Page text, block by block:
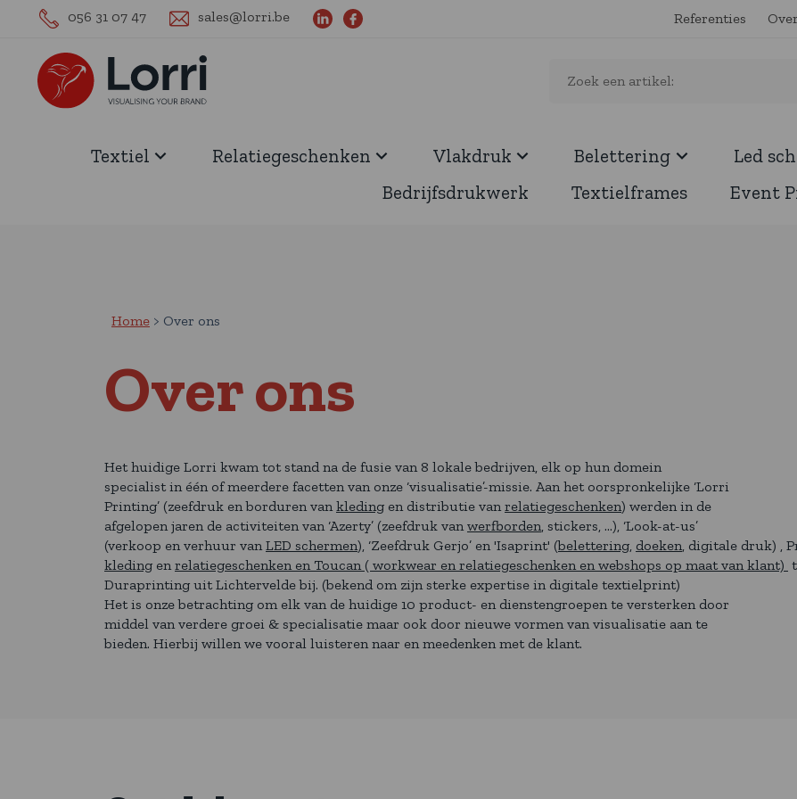
056 31 07 47 sales@lorri.be Referenties
Textiel Relatiegeschenken Vlakdruk Belettering Led
Bedrijfsdrukwerk
Textielframes Event
Home Over ons
Over ons
Het huidige Lorri kwam tot stand na de fusie van 8 lokale bedrijven, elk op hun domein
specialist in één of meerdere facetten van onze ‘visualisatie’-missie. Aan het oorspronkelijke ‘Lorri
Printing’ (zeefdruk en borduren vankleding en distributie vanrelatiegeschenken) werden in de
afgelopen jaren de activiteiten van ‘Azerty’ (zeefdruk vanwerfborden, stickers, …), ‘Look-at-us’
(verkoop en verhuur vanLED schermen), ‘Zeefdruk Gerjo’ en 'Isaprint' (belettering, doeken, digitale druk) ,
kleding enrelatiegeschenken en Toucan ( workwear en relatiegeschenken en webshops op maat van klant)
Duraprinting uit Lichtervelde bij. (bekend om zijn sterke expertise in digitale textielprint)
Het is onze betrachting om elk van de huidige 10 product- en dienstengroepen te versterken door
middel van verdere groei & specialisatie maar ook door nieuwe vormen van visualisatie aan te
bieden. Hierbij willen we vooral luisteren naar en meedenken met de klant.